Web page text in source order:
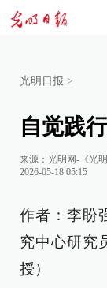
光明日报 >
自觉践
来源： 光明网-《光明
2026-05-18 05:15
作者：李盼
究中心研究
授）